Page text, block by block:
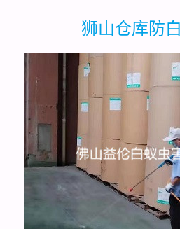
狮山仓库防